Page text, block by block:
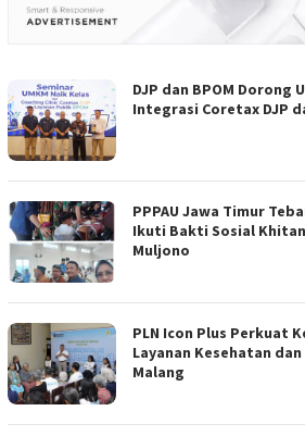
DJP dan BPOM Dorong
Integrasi Coretax DJP
PPPAU Jawa Timur
Ikuti Bakti Sosial
Muljono
PLN Icon Plus Perkuat
Layanan Kesehatan
Malang